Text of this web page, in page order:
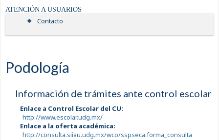
ATENCIÓN A USUARIOS
Contacto
Podología
Información de trámites ante control escolar
Enlace a Control Escolar del CU:
http://www.escolar.udg.mx/
Enlace a la oferta académica:
http://consulta.siiau.udg.mx/wco/sspseca.forma_consulta